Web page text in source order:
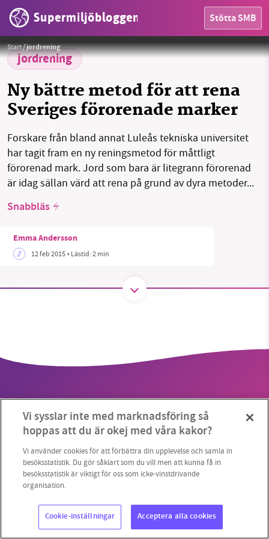
Supermiljöbloggen Stötta SMB
OMRÅDEN
MILJÖFAKTA
OM OSS
Sparade inlägg Tipsa oss
Start/jordrening
jordrening
Ny bättre metod för att rena
Sveriges förorenade marker
Forskare från bland annat Luleås tekniska universitet
har tagit fram en ny reningsmetod för måttligt
förorenad mark. Jord som bara är litegrann förorenad
är idag sällan värd att rena på grund av dyra metoder...
Snabbläs
Emma Andersson
12 feb 2015• Lästid:2 min
Foto:Tourbière 03 - Parc de Frontenac - Juillet 2008 by Boréal - Own work. Licensed under CC BY-SA 3.0 via
Copyright 2023 © Supermiljöbloggen Cookieinställningar
miljödebatten framåt genom
nyhetsbevakning och granskningar. Nu vill vi
vill hjälpa oss.
Stötta vårt arbete genom att swisha en slant till
1231368703
Läs vad vi vill göra
Vi sysslar inte med marknadsföring så
hoppas att du är okej med våra kakor?
Vi använder cookies för att förbättra din upplevelse och samla in
besöksstatistik. Du gör såklart som du vill men att kunna få in
besöksstatistik är viktigt för oss som icke-vinstdrivande
organisation.
Cookie-inställningar Acceptera alla cookies